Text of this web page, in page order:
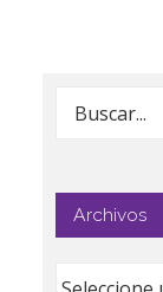
Buscar:
Archivos